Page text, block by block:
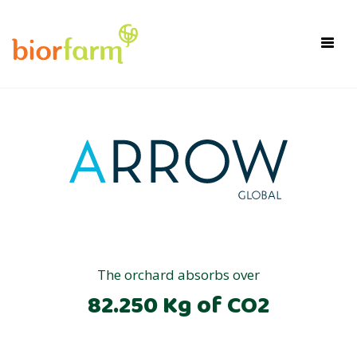
The orchard absorbs over
82.250 Kg of CO2